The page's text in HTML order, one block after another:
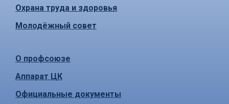
Охрана труда и здоровья
Молодёжный совет
О профсоюзе
Аппарат ЦК
Официальные документы